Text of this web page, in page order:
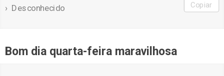
Desconhecido Copiar
Bom dia quarta-feira maravilhosa